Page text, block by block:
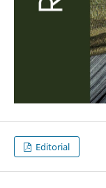
Editorial